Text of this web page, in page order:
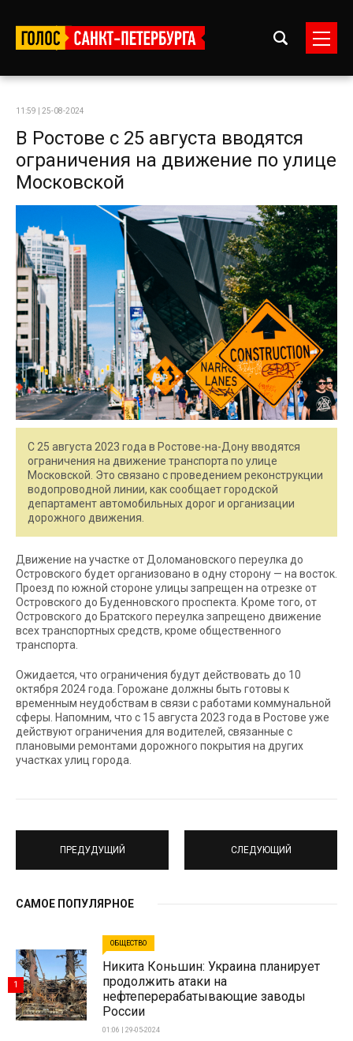
11:59 | 25-08-2024
В Ростове с 25 августа вводятся
ограничения на движение по улице
Московской
С 25 августа 2023 года в Ростове-на-Дону вводятся
ограничения на движение транспорта по улице
Московской. Это связано с проведением реконструкции
водопроводной линии, как сообщает городской
департамент автомобильных дорог и организации
дорожного движения.
Движение на участке от Доломановского переулка до
Островского будет организовано в одну сторону — на восток.
Проезд по южной стороне улицы запрещен на отрезке от
Островского до Буденновского проспекта. Кроме того, от
Островского до Братского переулка запрещено движение
всех транспортных средств, кроме общественного
транспорта.
Ожидается, что ограничения будут действовать до 10
октября 2024 года. Горожане должны быть готовы к
временным неудобствам в связи с работами коммунальной
сферы. Напомним, что с 15 августа 2023 года в Ростове уже
действуют ограничения для водителей, связанные с
плановыми ремонтами дорожного покрытия на других
участках улиц города.
ПРЕДУДУЩИЙ СЛЕДУЮЩИЙ
САМОЕ ПОПУЛЯРНОЕ
ОБЩЕСТВО
Никита Коньшин: Украина планирует
продолжить атаки на
нефтеперерабатывающие заводы
России
01:06 | 29-05-2024
1